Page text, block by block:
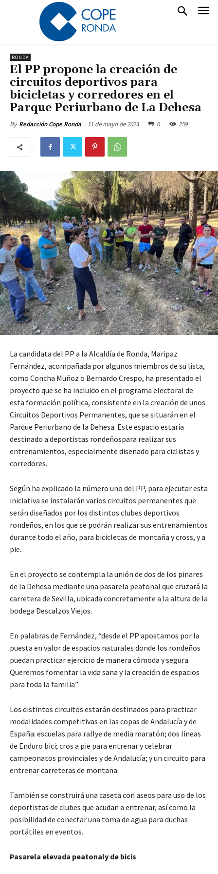
RONDA
El PP propone la creación de
circuitos deportivos para
bicicletas y corredores en el
Parque Periurbano de La Dehesa
By Redacción Cope Ronda 11 de mayo de 2023 0 259
La candidata del PP a la Alcaldía de Ronda, Maripaz
Fernández, acompañada por algunos miembros de su lista,
como Concha Muñoz o Bernardo Crespo, ha presentado el
proyecto que se ha incluido en el programa electoral de
esta formación política, consistente en la creación de unos
Circuitos Deportivos Permanentes, que se situarán en el
Parque Periurbano de la Dehesa. Este espacio estaría
destinado a deportistas rondeñospara realizar sus
entrenamientos, especialmente diseñado para ciclistas y
corredores.
Según ha explicado la número uno del PP, para ejecutar esta
iniciativa se instalarán varios circuitos permanentes que
serán diseñados por los distintos clubes deportivos
rondeños, en los que se podrán realizar sus entrenamientos
durante todo el año, para bicicletas de montaña y cross, y a
pie.
En el proyecto se contempla la unión de dos de los pinares
de la Dehesa mediante una pasarela peatonal que cruzará la
carretera de Sevilla, ubicada concretamente a la altura de la
bodega Descalzos Viejos.
En palabras de Fernández, “desde el PP apostamos por la
puesta en valor de espacios naturales donde los rondeños
puedan practicar ejercicio de manera cómoda y segura.
Queremos fomentar la vida sana y la creación de espacios
para toda la familia”.
Los distintos circuitos estarán destinados para practicar
modalidades competitivas en las copas de Andalucía y de
España: escuelas para rallye de media maratón; dos líneas
de Enduro bici; cros a pie para entrenar y celebrar
campeonatos provinciales y de Andalucía; y un circuito para
entrenar carreteras de montaña.
También se construirá una caseta con aseos para uso de los
deportistas de clubes que acudan a entrenar, así como la
posibilidad de conectar una toma de agua para duchas
portátiles en eventos.
Pasarela elevada peatonaly de bicis